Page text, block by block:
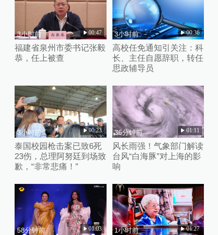
3小时前 00:47
福建省泉州市委书记张毅
恭，任上被查
3小时前 00:36
高校任免通知引关注：科
长、主任自愿辞职，转任
思政辅导员
3小时前 00:23
泰国校园枪击案已致6死
23伤，总理阿努廷到场致
歉，“非常悲痛！”
36分钟前 01:11
风长雨强！气象部门解读
台风“白海豚”对上海的影
响
58分钟前 01:03 1小时前 01:27